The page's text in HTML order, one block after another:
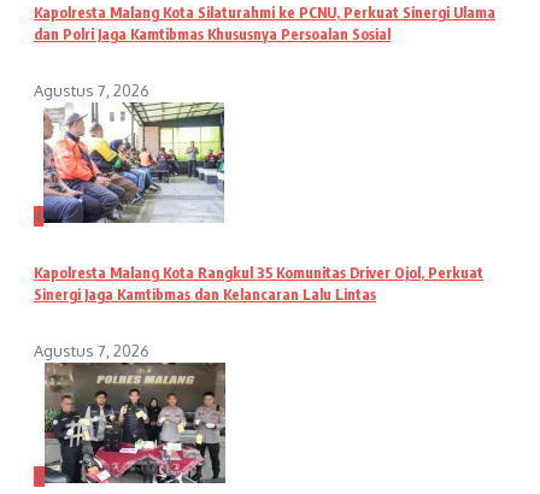
Kapolresta Malang Kota Silaturahmi ke PCNU, Perkuat Sinergi Ulama
dan Polri Jaga Kamtibmas Khususnya Persoalan Sosial
Agustus 7, 2026
4
Kapolresta Malang Kota Rangkul 35 Komunitas Driver Ojol, Perkuat
Sinergi Jaga Kamtibmas dan Kelancaran Lalu Lintas
Agustus 7, 2026
5